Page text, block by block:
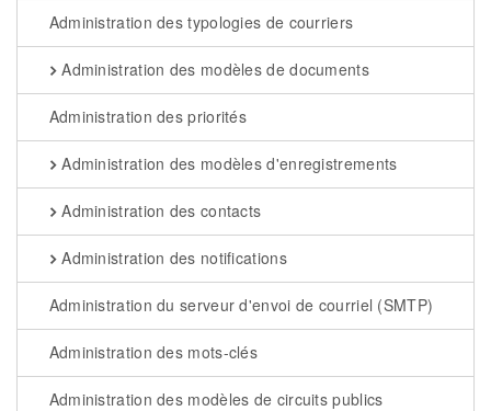
Administration des typologies de courriers
Administration des modèles de documents
Administration des priorités
Administration des modèles d'enregistrements
Administration des contacts
Administration des notifications
Administration du serveur d'envoi de courriel (SMTP)
Administration des mots-clés
Administration des modèles de circuits publics